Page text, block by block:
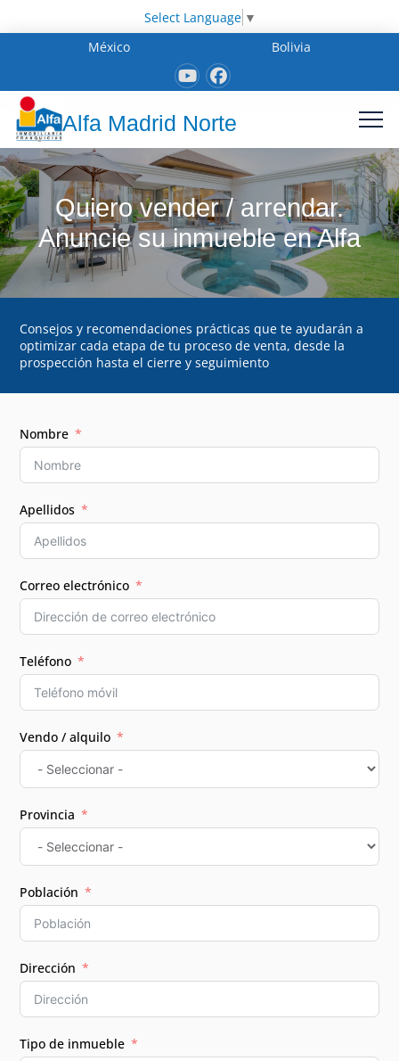
Select Language ▼
México
Bolivia
Alfa Madrid Norte
Quiero vender / arrendar.
Anuncie su inmueble en Alfa
Consejos y recomendaciones prácticas que te ayudarán a
optimizar cada etapa de tu proceso de venta, desde la
prospección hasta el cierre y seguimiento
Nombre
Apellidos
Correo electrónico
Teléfono
Vendo / alquilo
Provincia
Población
Dirección
Tipo de inmueble